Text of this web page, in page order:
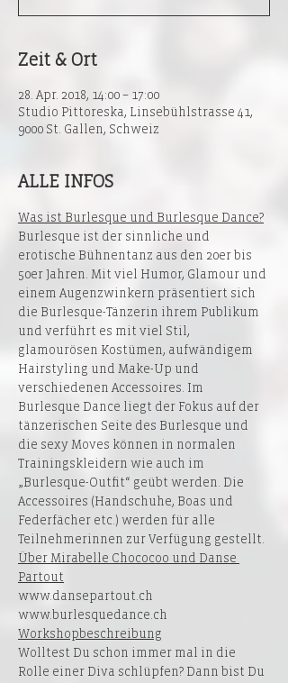
Zeit & Ort
28. Apr. 2018, 14:00 – 17:00
Studio Pittoreska, Linsebühlstrasse 41,
9000 St. Gallen, Schweiz
ALLE INFOS
Was ist Burlesque und Burlesque Dance?
Burlesque ist der sinnliche und
erotische Bühnentanz aus den 20er bis
50er Jahren. Mit viel Humor, Glamour und
einem Augenzwinkern präsentiert sich
die Burlesque-Tänzerin ihrem Publikum
und verführt es mit viel Stil,
glamourösen Kostümen, aufwändigem
Hairstyling und Make-Up und
verschiedenen Accessoires. Im
Burlesque Dance liegt der Fokus auf der
tänzerischen Seite des Burlesque und
die sexy Moves können in normalen
Trainingskleidern wie auch im
„Burlesque-Outfit“ geübt werden. Die
Accessoires (Handschuhe, Boas und
Federfächer etc.) werden für alle
Teilnehmerinnen zur Verfügung gestellt.
Über Mirabelle Chococoo und Danse
Partout
www.dansepartout.ch
www.burlesquedance.ch
Workshopbeschreibung
Wolltest Du schon immer mal in die
Rolle einer Diva schlüpfen? Dann bist Du